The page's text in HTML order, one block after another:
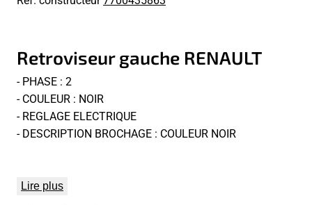
Retroviseur gauche RENAULT
- PHASE : 2
- COULEUR : NOIR
- REGLAGE ELECTRIQUE
- DESCRIPTION BROCHAGE : COULEUR NOIR
Lire plus